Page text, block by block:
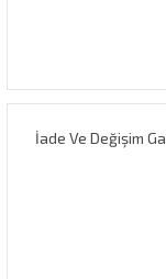
İade Ve Değişim